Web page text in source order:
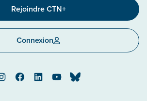
Rejoindre CTN+
Connexion
InstagramFacebookLinkedInYouTubeBluesky